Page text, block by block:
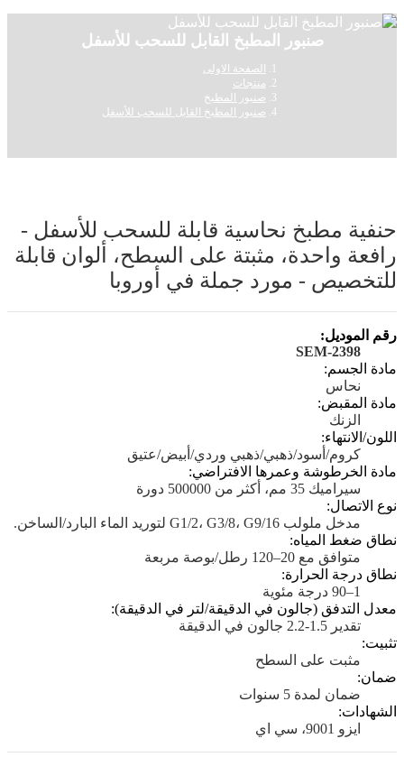
صنبور المطبخ القابل للسحب للأسفل
الصفحة الاولى
منتجات
صنبور المطبخ
صنبور المطبخ القابل للسحب للأسفل
حنفية مطبخ نحاسية قابلة للسحب للأسفل -
رافعة واحدة، مثبتة على السطح، ألوان قابلة
للتخصيص - مورد جملة في أوروبا
رقم الموديل:
SEM-2398
مادة الجسم:
نحاس
مادة المقبض:
الزنك
اللون/الانتهاء:
كروم/أسود/ذهبي/ذهبي وردي/أبيض/عتيق
مادة الخرطوشة وعمرها الافتراضي:
سيراميك 35 مم، أكثر من 500000 دورة
نوع الاتصال:
مدخل ملولب G1/2، G3/8، G9/16 لتوريد الماء البارد/الساخن.
نطاق ضغط المياه:
متوافق مع 20–120 رطل/بوصة مربعة
نطاق درجة الحرارة:
1–90 درجة مئوية
معدل التدفق (جالون في الدقيقة/لتر في الدقيقة):
تقدير 1.5-2.2 جالون في الدقيقة
تثبيت:
مثبت على السطح
ضمان:
ضمان لمدة 5 سنوات
الشهادات:
ايزو 9001، سي اي